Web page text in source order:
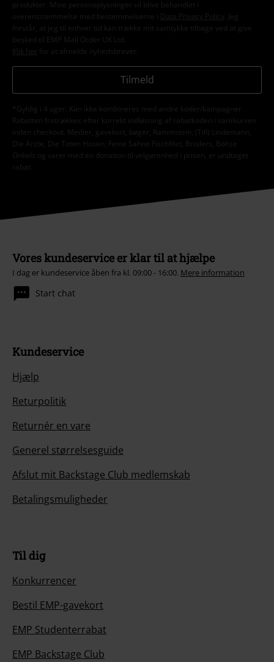
produkter. Mine personoplysninger vil blive behandlet i
overensstemmelse med bestemmelserne i
Data Privacy Policy
. Jeg
forstår, at jeg til enhver tid kan trække mit samtykke tilbage ved at give
besked til EMP Mail Order UK Ltd.
Klik her
for at afmelde nyhedsbrevet.
Tilmeld
*Gyldig i 4 uger. Kan ikke kombineres med andre koder/kampagner.
Rabatten fratrækkes efter korrekt indløsning af rabatkoden i varekurven
inden checkout. Medier, gavekort, bøger, Rammstein, (Till) Lindemann,
Die Ärzte, Die Toten Hosen, Feine Sahne Fischfilet, Broilers, Böhse
Onkelz og varer med en donation til velgørenhed i prisen, er undtaget
rabat.
Vores kundeservice er klar til at hjælpe
I dag er kundeservice åben fra kl. 09:00 - 16:00. Mere information
Start chat
Kundeservice
Hjælp
Returpolitik
Returnér en vare
Generel størrelsesguide
Afslut mit Backstage Club medlemskab
Betalingsmuligheder
Til dig
Konkurrencer
Bestil EMP-gavekort
EMP Studenterrabat
EMP Backstage Club